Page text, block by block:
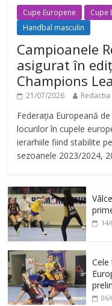
Cupe Europene Cupe
Handbal masculin
Campioanele
asigurat în
Champions
21/07/2026 Redactia
Federația Europeană
locurilor în cupele
ierarhiile fiind stabilite
sezoanele 2023/2024,